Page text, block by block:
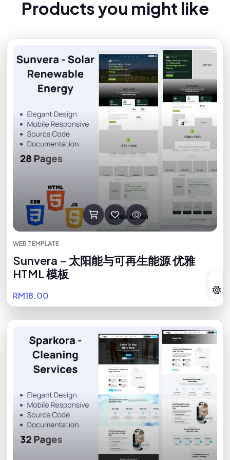
Productsyou might like
WEB TEMPLATE
Sunvera – 太阳能与可再生能源 优雅
HTML 模板
RM18.00